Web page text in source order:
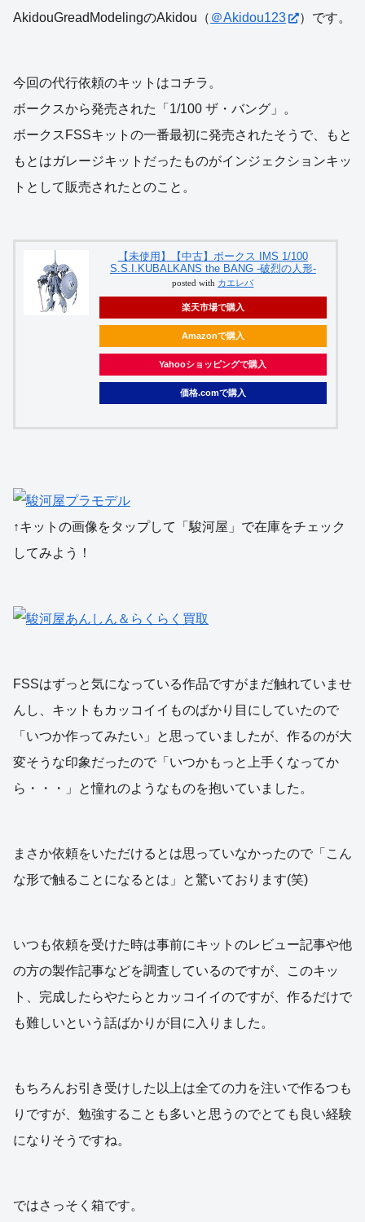
AkidouGreadModelingのAkidou（ ＠Akidou123 ）です。
今回の代行依頼のキットはコチラ。
ボークスから発売された「1/100 ザ・バング」。
ボークスFSSキットの一番最初に発売されたそうで、もと
もとはガレージキットだったものがインジェクションキッ
トとして販売されたとのこと。
【未使用】【中古】ボークス IMS 1/100
S.S.I.KUBALKANS the BANG -破烈の人形-
posted with カエレバ
楽天市場で購入
Amazonで購入
Yahooショッピングで購入
価格.comで購入
↑キットの画像をタップして「駿河屋」で在庫をチェック
してみよう！
FSSはずっと気になっている作品ですがまだ触れていませ
んし、キットもカッコイイものばかり目にしていたので
「いつか作ってみたい」と思っていましたが、作るのが大
変そうな印象だったので「いつかもっと上手くなってか
ら・・・」と憧れのようなものを抱いていました。
まさか依頼をいただけるとは思っていなかったので「こん
な形で触ることになるとは」と驚いております(笑)
いつも依頼を受けた時は事前にキットのレビュー記事や他
の方の製作記事などを調査しているのですが、このキッ
ト、完成したらやたらとカッコイイのですが、作るだけで
も難しいという話ばかりが目に入りました。
もちろんお引き受けした以上は全ての力を注いで作るつも
りですが、勉強することも多いと思うのでとても良い経験
になりそうですね。
ではさっそく箱です。